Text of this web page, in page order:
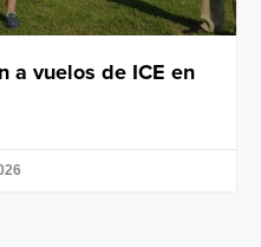
a vuelos de ICE en